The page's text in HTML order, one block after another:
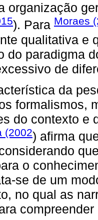
organização
). Para Moraes
qualitativa e
do paradigma
de
da
formalismos,
do contexto e
(2002) afirma
o
se de um
no qual as